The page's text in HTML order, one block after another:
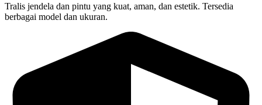
Tralis jendela dan pintu yang kuat, aman, dan estetik. Tersedia
berbagai model dan ukuran.